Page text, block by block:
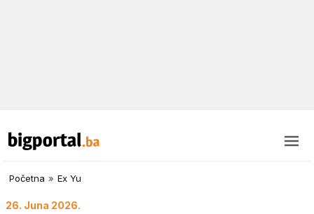
Početna » Ex Yu
26. Juna 2026.